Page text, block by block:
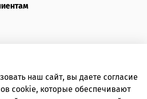
наш сайт, вы даете согласие
cookie, которые обеспечивают